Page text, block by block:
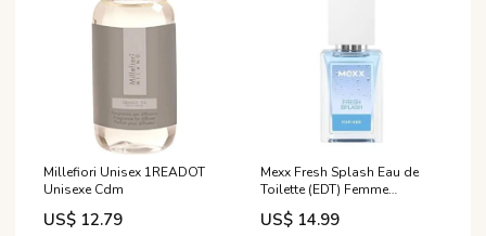
Millefiori Unisex 1READOT
Unisexe Cdm
US$ 12.79
Mexx Fresh Splash Eau de
Toilette (EDT) Femme
Mandarine
US$ 14.99